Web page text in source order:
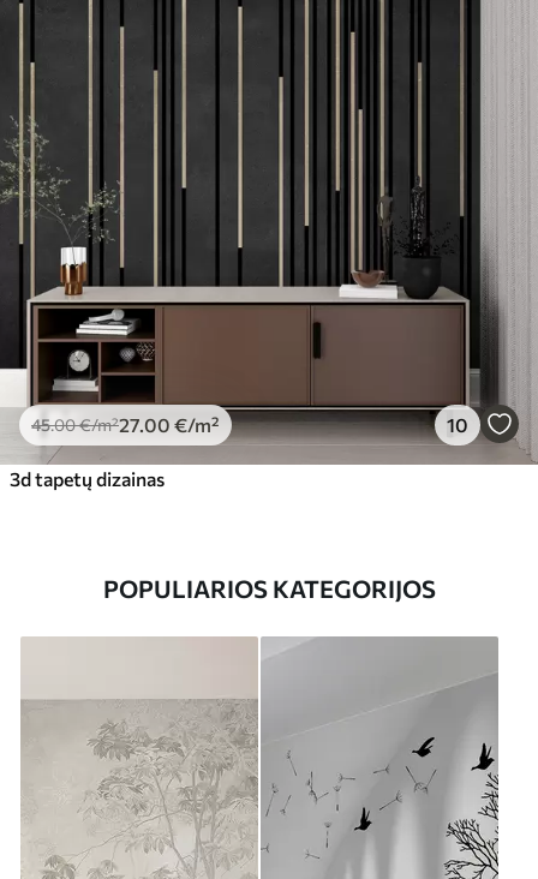
45.00€/m²27.00 €/m² 10
3d tapetų dizainas
POPULIARIOS KATEGORIJOS